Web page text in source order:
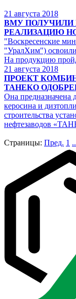
21 августа 2018
ВМУ ПОЛУЧИЛИ
РЕАЛИЗАЦИЮ
"Воскресенские
"УралХим")
На продукцию
21 августа 2018
ПРОЕКТ
ТАНЕКО
Она предназначена
керосина и
строительства
нефтезаводов
Страницы: Пред. 1